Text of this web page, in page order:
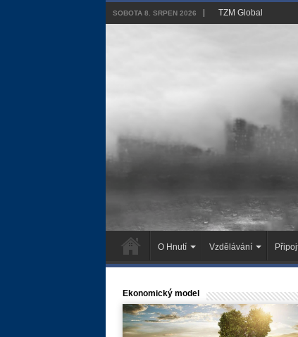
SOBOTA 8. SRPEN 2026 TZM Global
O Hnutí Vzdělávání
Ekonomický model